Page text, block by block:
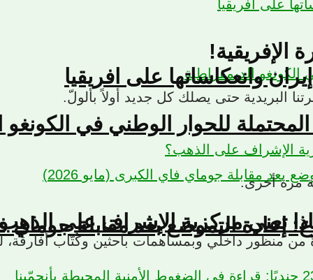
للحوار الوطني في الكونغو
التموضع بعد مقابلة جوماي فاي
وانعكاساتها على افريقيا
تعني مركزية الإشراف على
الإفريقية!
البريدية حتى يصلك كل جديد أولاً بألولّ.
مرة أخرى.
من منظور داخلي وبمساهمات باحثين وكُتّاب